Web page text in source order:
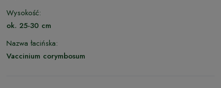
Wysokość:
ok. 25-30 cm
Nazwa łacińska:
Vaccinium corymbosum